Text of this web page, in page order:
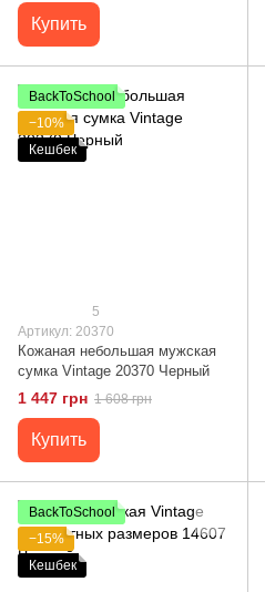
Купить
BackToSchool
−10%
Кешбек
5
Артикул: 20370
Кожаная небольшая мужская
сумка Vintage 20370 Черный
1 447 грн 1 608 грн
Купить
BackToSchool
−15%
Кешбек